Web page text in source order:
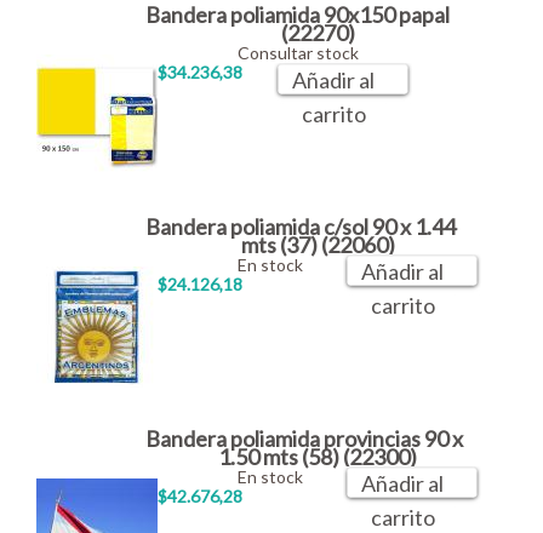
Bandera poliamida 90x150 papal
(22270)
$34.236,38
Consultar stock
Añadir al
carrito
Bandera poliamida c/sol 90 x 1.44
mts (37) (22060)
$24.126,18
En stock
Añadir al
carrito
Bandera poliamida provincias 90 x
1.50 mts (58) (22300)
$42.676,28
En stock
Añadir al
carrito